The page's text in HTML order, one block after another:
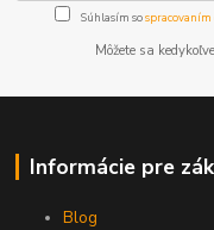
Súhlasím so
Môžete sa
Informácie pre
Blog